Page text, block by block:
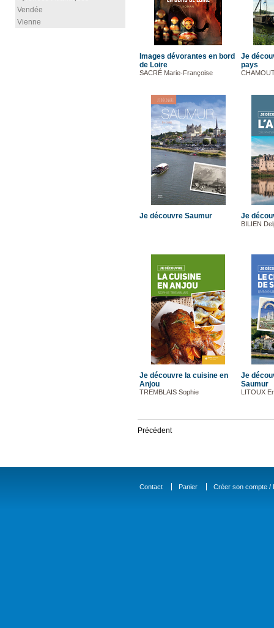
Vendée
Vienne
Images dévorantes en bord
de Loire
SACRÉ Marie-Françoise
Je
pays
Je découvre Saumur Je
BILIEN
Je découvre la cuisine en
Anjou
TREMBLAIS Sophie
Je
Saumur
LITOUX
Précédent
Contact Panier Créer son compte /